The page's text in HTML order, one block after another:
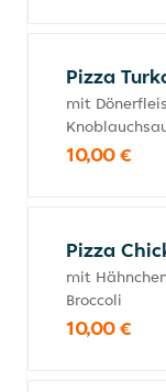
Pizza
mit
10,00 €
Pizza
mit
Broccoli
10,00 €